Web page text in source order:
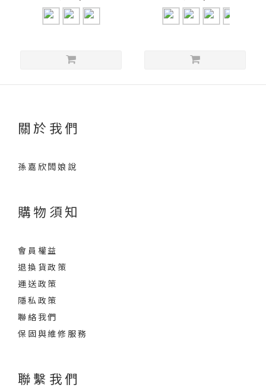
關於我們
孫嘉欣闆娘說
購物須知
會員權益
退換貨政策
運送政策
隱私政策
聯絡我們
保固與維修服務
聯繫我們